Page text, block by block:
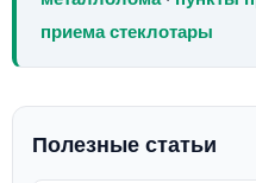
приема стеклотары
Полезные статьи